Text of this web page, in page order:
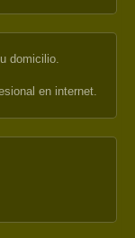
domicilio.
en internet.